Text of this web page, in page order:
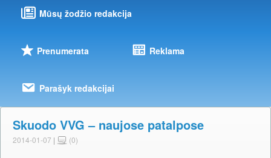
Mūsų žodžio redakcija
Prenumerata Reklama
Parašyk redakcijai
Skuodo VVG – naujose patalpose
2014-01-07 | (0)